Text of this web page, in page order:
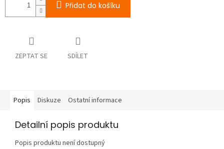
Přidat do košíku
ZEPTAT SE SDÍLET
Popis Diskuze Ostatní informace
Detailní popis produktu
Popis produktu není dostupný